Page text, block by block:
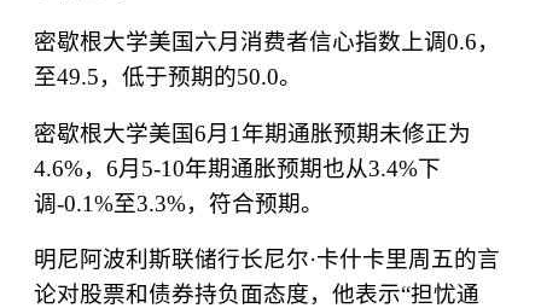
密歇根大学美国六月消费者信心指数上调0.6，
至49.5，低于预期的50.0。
密歇根大学美国6月 1年期通胀预期未修正为
4.6%， 6月 5-10年期通胀预期也从3.4%下
调-0.1%至3.3%，符合预期。
明尼阿波利斯联储行长尼尔·卡什卡里周五的言
论对股票和债券持负面态度，他表示“担忧通